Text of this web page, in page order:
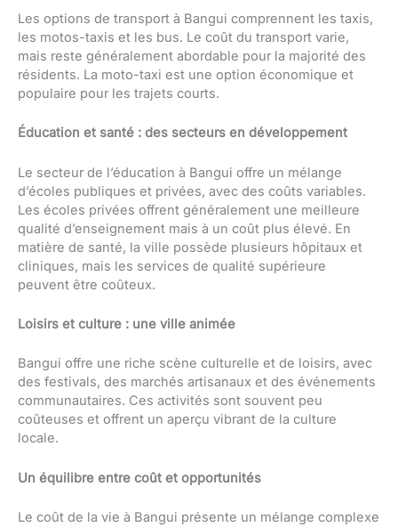
Les options de transport à Bangui comprennent les taxis,
les motos-taxis et les bus. Le coût du transport varie,
mais reste généralement abordable pour la majorité des
résidents. La moto-taxi est une option économique et
populaire pour les trajets courts.
Éducation et santé : des secteurs en développement
Le secteur de l’éducation à Bangui offre un mélange
d’écoles publiques et privées, avec des coûts variables.
Les écoles privées offrent généralement une meilleure
qualité d’enseignement mais à un coût plus élevé. En
matière de santé, la ville possède plusieurs hôpitaux et
cliniques, mais les services de qualité supérieure
peuvent être coûteux.
Loisirs et culture : une ville animée
Bangui offre une riche scène culturelle et de loisirs, avec
des festivals, des marchés artisanaux et des événements
communautaires. Ces activités sont souvent peu
coûteuses et offrent un aperçu vibrant de la culture
locale.
Un équilibre entre coût et opportunités
Le coût de la vie à Bangui présente un mélange complexe